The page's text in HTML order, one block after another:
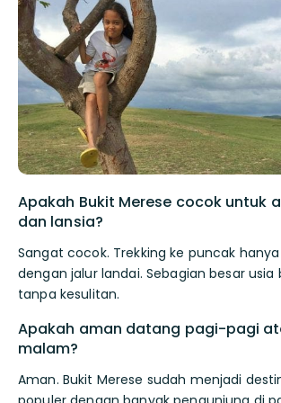
Apakah Bukit Merese cocok untuk
dan lansia?
Sangat cocok. Trekking ke puncak
dengan jalur landai. Sebagian besar usia
tanpa kesulitan.
Apakah aman datang pagi-pagi
malam?
Aman. Bukit Merese sudah menjadi